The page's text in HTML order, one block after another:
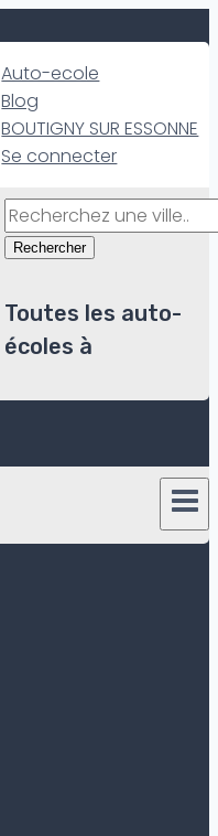
Auto-ecole
Blog
BOUTIGNY SUR ESSONNE
Se connecter
Rechercher
Toutes les auto-
écoles à